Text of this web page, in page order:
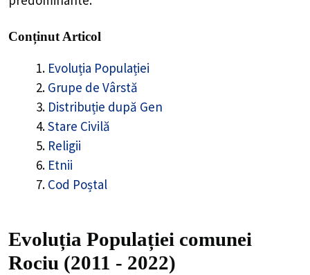
Conținut Articol
Evoluția Populației
Grupe de Vârstă
Distribuție după Gen
Stare Civilă
Religii
Etnii
Cod Poștal
Evoluția Populației comunei
Rociu (2011 - 2022)